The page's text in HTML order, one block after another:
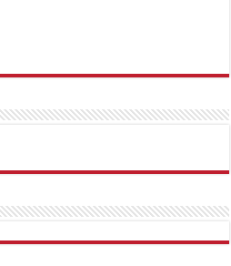
TipobetMatadorbetMariobet